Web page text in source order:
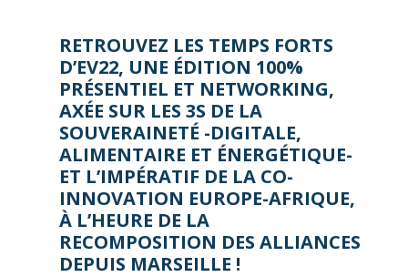
RETROUVEZ LES TEMPS FORTS
D’EV22, UNE ÉDITION 100%
PRÉSENTIEL ET NETWORKING,
AXÉE SUR LES 3S DE LA
SOUVERAINETÉ -DIGITALE,
ALIMENTAIRE ET ÉNERGÉTIQUE-
ET L’IMPÉRATIF DE LA CO-
INNOVATION EUROPE-AFRIQUE,
À L’HEURE DE LA
RECOMPOSITION DES ALLIANCES
DEPUIS MARSEILLE !